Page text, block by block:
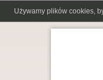
Używamy plików cookies,